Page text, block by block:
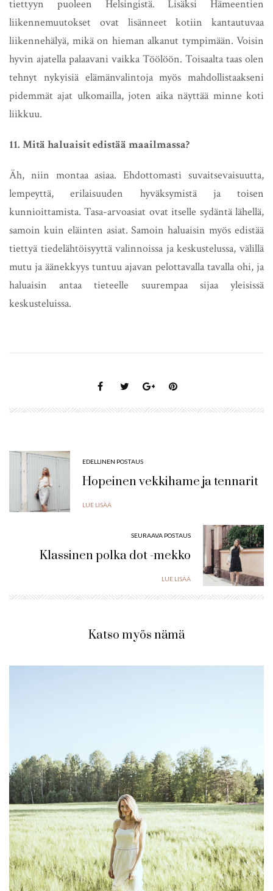
tiettyyn puoleen Helsingistä. Lisäksi Hämeentien
liikennemuutokset ovat lisänneet kotiin kantautuvaa
liikennehälyä, mikä on hieman alkanut tympimään. Voisin
hyvin ajatella palaavani vaikka Töölöön. Toisaalta taas olen
tehnyt nykyisiä elämänvalintoja myös mahdollistaakseni
pidemmät ajat ulkomailla, joten aika näyttää minne koti
liikkuu.
11. Mitä haluaisit edistää maailmassa?
Äh, niin montaa asiaa. Ehdottomasti suvaitsevaisuutta,
lempeyttä, erilaisuuden hyväksymistä ja toisen
kunnioittamista. Tasa-arvoasiat ovat itselle sydäntä lähellä,
samoin kuin eläinten asiat. Samoin haluaisin myös edistää
tiettyä tiedelähtöisyyttä valinnoissa ja keskustelussa, välillä
mutu ja äänekkyys tuntuu ajavan pelottavalla tavalla ohi, ja
haluaisin antaa tieteelle suurempaa sijaa yleisissä
keskusteluissa.
EDELLINEN POSTAUS
Hopeinen vekkihame ja tennarit
LUE LISÄÄ
SEURAAVA POSTAUS
Klassinen polka dot -mekko
LUE LISÄÄ
Katso myös nämä